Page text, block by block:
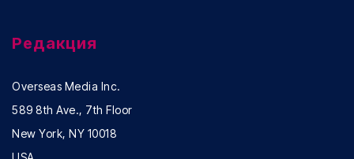
Редакция
Overseas Media Inc.
589 8th Ave., 7th Floor
New York, NY 10018